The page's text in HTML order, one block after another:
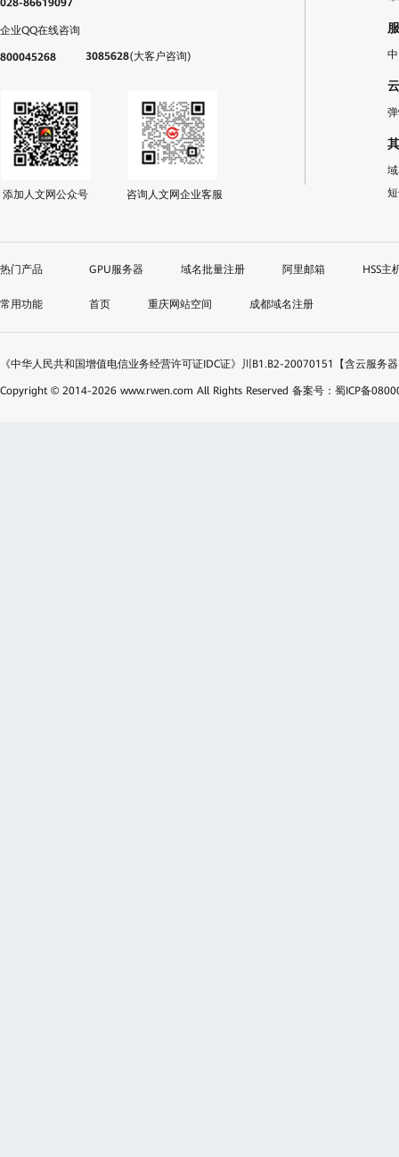
028-86619097
企业QQ在线咨询
800045268 3085628(大客户咨询)
添加人文网公众号 咨询人文网企业客服
GPU服务器 域名批量注册 阿里邮箱 HSS主
首页 重庆网站空间 成都域名注册
《中华人民共和国增值电信业务经营许可证IDC证》川B1.B2-20070151【含云服务
Copyright © 2014-2026 www.rwen.com All Rights Reserved 备案号：蜀ICP备